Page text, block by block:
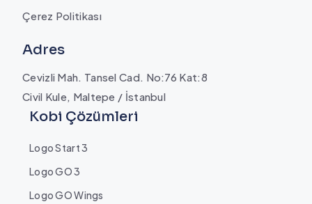
Çerez Politikası
Adres
Cevizli Mah. Tansel Cad. No:76 Kat:8
Civil Kule, Maltepe / İstanbul
Kobi Çözümleri
Logo Start 3
Logo GO 3
Logo GO Wings